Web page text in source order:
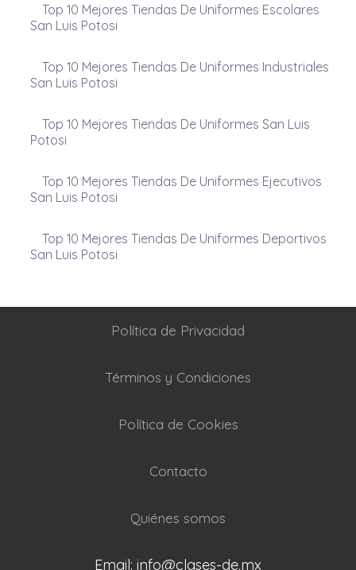
Top 10 Mejores Tiendas De Uniformes Escolares
San Luis Potosi
Top 10 Mejores Tiendas De Uniformes Industriales
San Luis Potosi
Top 10 Mejores Tiendas De Uniformes San Luis
Potosi
Top 10 Mejores Tiendas De Uniformes Ejecutivos
San Luis Potosi
Top 10 Mejores Tiendas De Uniformes Deportivos
San Luis Potosi
Política de Privacidad
Términos y Condiciones
Política de Cookies
Contacto
Quiénes somos
Email: info@clases-de.mx